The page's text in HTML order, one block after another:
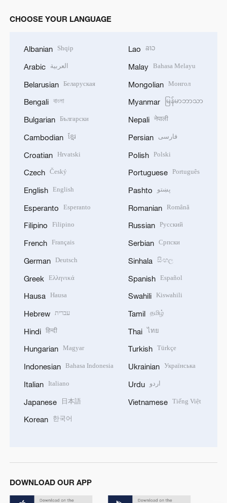
CHOOSE YOUR LANGUAGE
Albanian Shqip
Arabic العربية
Belarusian Беларуская
Bengali বাংলা
Bulgarian Български
Cambodian ខ្មែរ
Croatian Hrvatski
Czech Český
English English
Esperanto Esperanto
Filipino Filipino
French Français
German Deutsch
Greek Ελληνικά
Hausa Hausa
Hebrew עברית
Hindi हिन्दी
Hungarian Magyar
Indonesian Bahasa Indonesia
Italian Italiano
Japanese 日本語
Korean 한국어
Lao ລາວ
Malay Bahasa Melayu
Mongolian Монгол
Myanmar မြန်မာဘာသာ
Nepali नेपाली
Persian فارسی
Polish Polski
Portuguese Português
Pashto پښتو
Romanian Română
Russian Русский
Serbian Српски
Sinhala සිංහල
Spanish Español
Swahili Kiswahili
Tamil தமிழ்
Thai ไทย
Turkish Türkçe
Ukrainian Українська
Urdu اردو
Vietnamese Tiếng Việt
DOWNLOAD OUR APP